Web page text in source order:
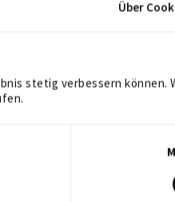
Über
stetig verbessern können.